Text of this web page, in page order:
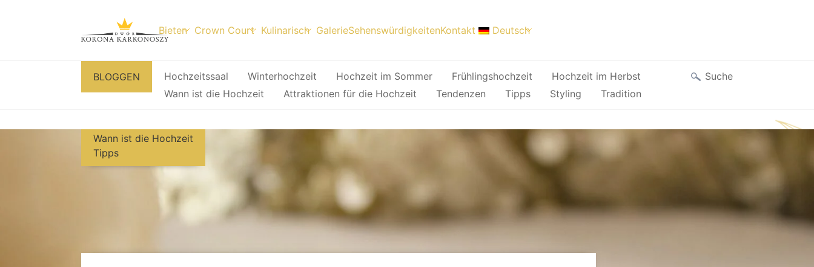
Inhalt
springen
Bieten Crown Court Kulinarisch GalerieSehenswürdigkeitenKontakt Deutsch
BLOGGEN Hochzeitssaal Winterhochzeit Hochzeit im Sommer Frühlingshochzeit
Hochzeit im Herbst
Wann ist die Hochzeit
Attraktionen für die Hochzeit Tendenzen Tipps Styling Tradition
Wann ist die Hochzeit
Tipps